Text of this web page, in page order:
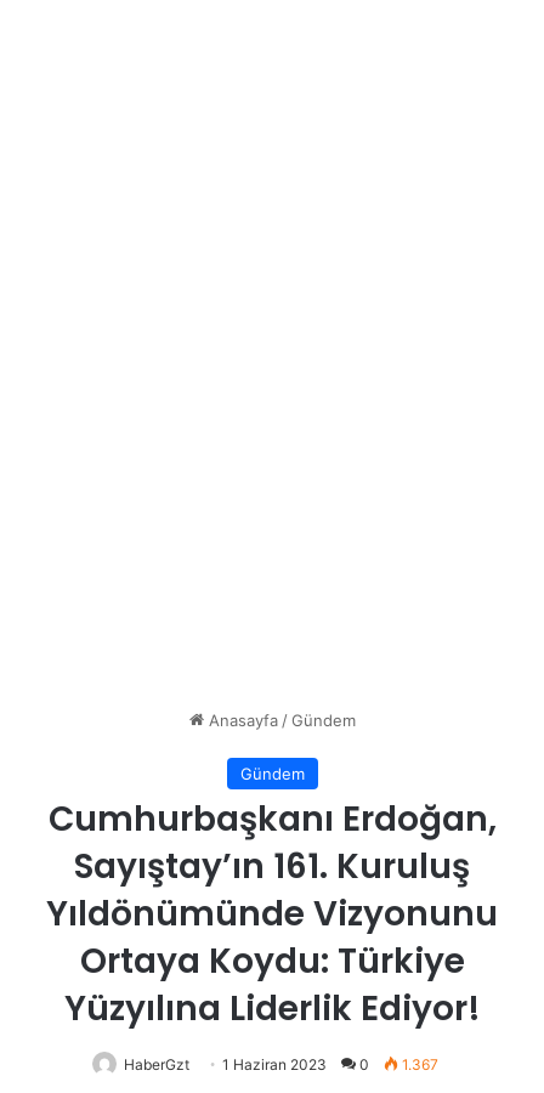
Anasayfa / Gündem
Gündem
Cumhurbaşkanı Erdoğan,
Sayıştay’ın 161. Kuruluş
Yıldönümünde Vizyonunu
Ortaya Koydu: Türkiye
Yüzyılına Liderlik Ediyor!
HaberGzt 1 Haziran 2023 0 1.367